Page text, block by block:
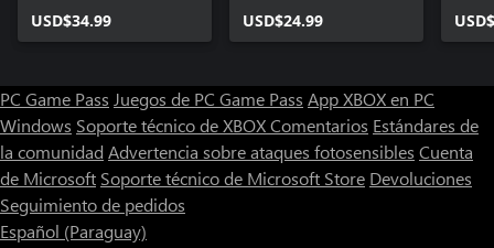
USD$34.99 USD$24.99
PC Game Pass Juegos de PC Game Pass App XBOX en PC
Windows Soporte técnico de XBOXComentarios Estándares de
la comunidad Advertencia sobre ataques fotosensibles Cuenta
de Microsoft Soporte técnico de Microsoft Store Devoluciones
Seguimiento de pedidos
Español (Paraguay)